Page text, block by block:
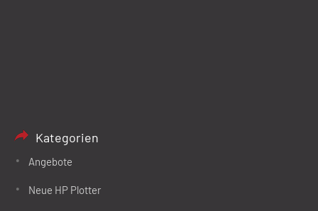
Kategorien
Angebote
Neue HP Plotter